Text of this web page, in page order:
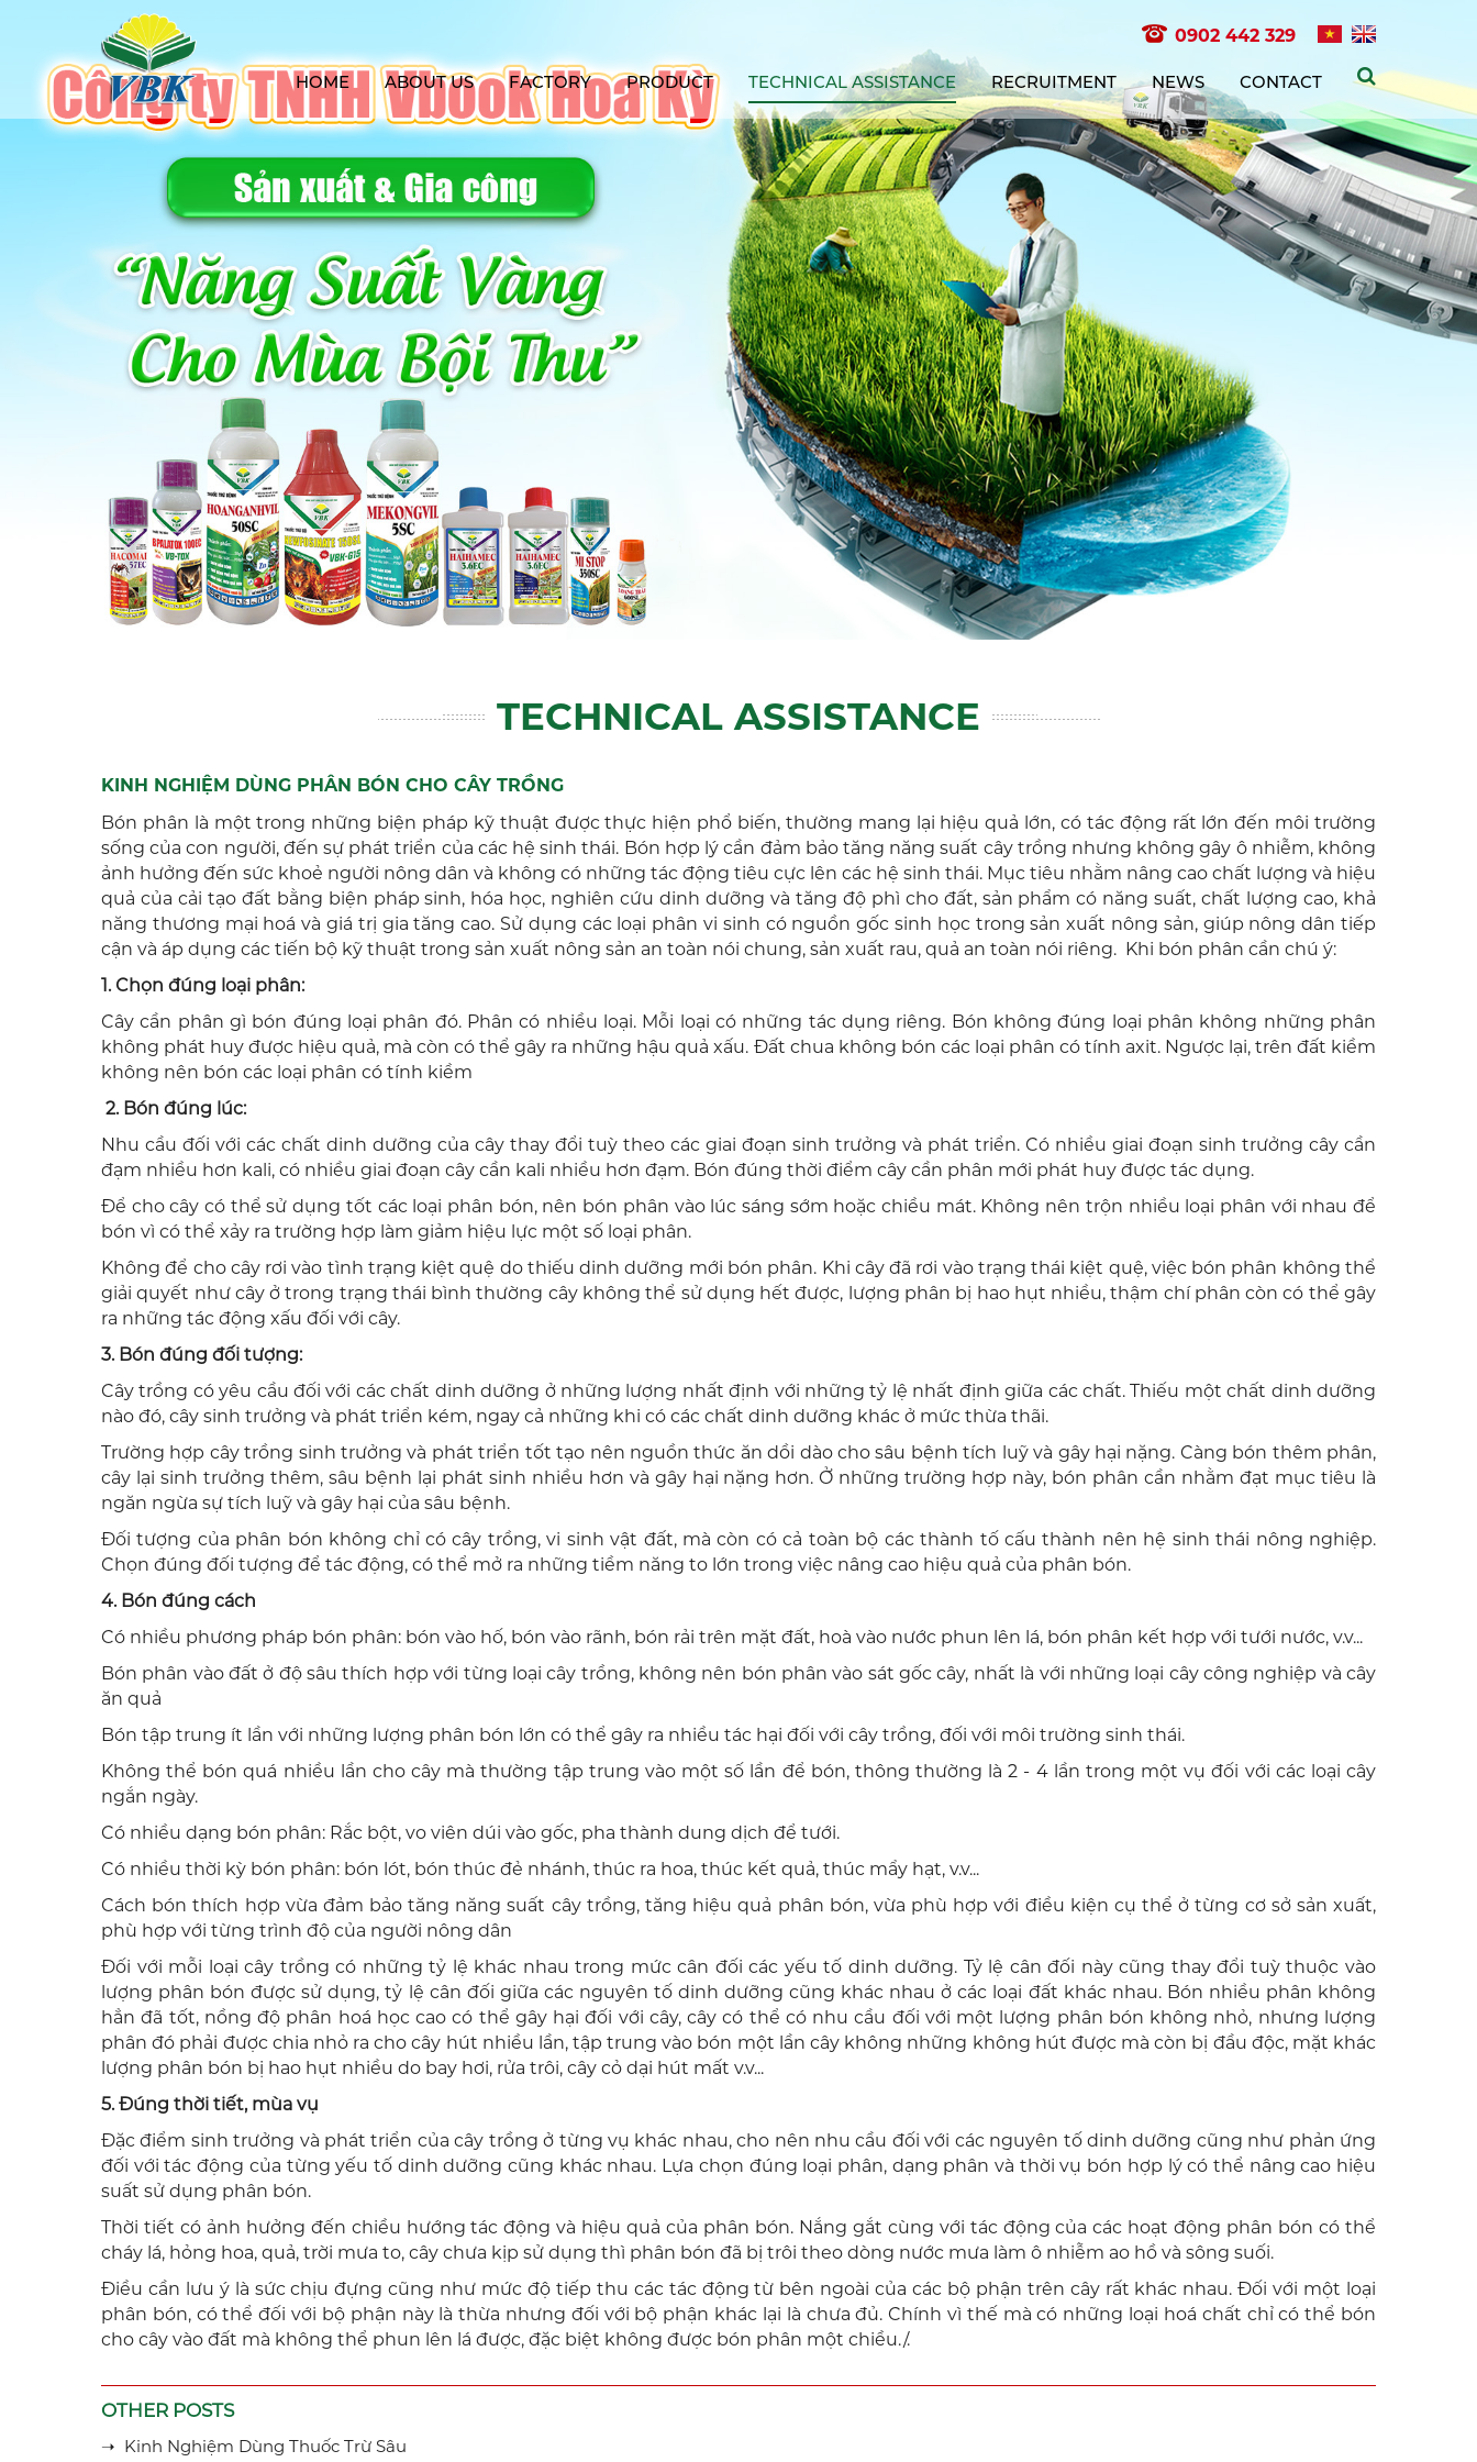
0902 442 329
HOME ABOUT US FACTORY PRODUCT TECHNICAL ASSISTANCE RECRUITMENT NEWS CONTACT
TECHNICAL ASSISTANCE
KINH NGHIỆM DÙNG PHÂN BÓN CHO CÂY TRỒNG
Bón phân là một trong những biện pháp kỹ thuật được thực hiện phổ biến, thường mang lại hiệu quả lớn, có tác động rất lớn đến môi trường
sống của con người, đến sự phát triển của các hệ sinh thái. Bón hợp lý cần đảm bảo tăng năng suất cây trồng nhưng không gây ô nhiễm, không
ảnh hưởng đến sức khoẻ người nông dân và không có những tác động tiêu cực lên các hệ sinh thái. Mục tiêu nhằm nâng cao chất lượng và hiệu
quả của cải tạo đất bằng biện pháp sinh, hóa học, nghiên cứu dinh dưỡng và tăng độ phì cho đất, sản phẩm có năng suất, chất lượng cao, khả
năng thương mại hoá và giá trị gia tăng cao. Sử dụng các loại phân vi sinh có nguồn gốc sinh học trong sản xuất nông sản, giúp nông dân tiếp
cận và áp dụng các tiến bộ kỹ thuật trong sản xuất nông sản an toàn nói chung, sản xuất rau, quả an toàn nói riêng. Khi bón phân cần chú ý:
1. Chọn đúng loại phân:
Cây cần phân gì bón đúng loại phân đó. Phân có nhiều loại. Mỗi loại có những tác dụng riêng. Bón không đúng loại phân không những phân
không phát huy được hiệu quả, mà còn có thể gây ra những hậu quả xấu. Đất chua không bón các loại phân có tính axit. Ngược lại, trên đất kiềm
không nên bón các loại phân có tính kiềm
2. Bón đúng lúc:
Nhu cầu đối với các chất dinh dưỡng của cây thay đổi tuỳ theo các giai đoạn sinh trưởng và phát triển. Có nhiều giai đoạn sinh trưởng cây cần
đạm nhiều hơn kali, có nhiều giai đoạn cây cần kali nhiều hơn đạm. Bón đúng thời điểm cây cần phân mới phát huy được tác dụng.
Để cho cây có thể sử dụng tốt các loại phân bón, nên bón phân vào lúc sáng sớm hoặc chiều mát. Không nên trộn nhiều loại phân với nhau để
bón vì có thể xảy ra trường hợp làm giảm hiệu lực một số loại phân.
Không để cho cây rơi vào tình trạng kiệt quệ do thiếu dinh dưỡng mới bón phân. Khi cây đã rơi vào trạng thái kiệt quệ, việc bón phân không thể
giải quyết như cây ở trong trạng thái bình thường cây không thể sử dụng hết được, lượng phân bị hao hụt nhiều, thậm chí phân còn có thể gây
ra những tác động xấu đối với cây.
3. Bón đúng đối tượng:
Cây trồng có yêu cầu đối với các chất dinh dưỡng ở những lượng nhất định với những tỷ lệ nhất định giữa các chất. Thiếu một chất dinh dưỡng
nào đó, cây sinh trưởng và phát triển kém, ngay cả những khi có các chất dinh dưỡng khác ở mức thừa thãi.
Trường hợp cây trồng sinh trưởng và phát triển tốt tạo nên nguồn thức ăn dồi dào cho sâu bệnh tích luỹ và gây hại nặng. Càng bón thêm phân,
cây lại sinh trưởng thêm, sâu bệnh lại phát sinh nhiều hơn và gây hại nặng hơn. Ở những trường hợp này, bón phân cần nhằm đạt mục tiêu là
ngăn ngừa sự tích luỹ và gây hại của sâu bệnh.
Đối tượng của phân bón không chỉ có cây trồng, vi sinh vật đất, mà còn có cả toàn bộ các thành tố cấu thành nên hệ sinh thái nông nghiệp.
Chọn đúng đối tượng để tác động, có thể mở ra những tiềm năng to lớn trong việc nâng cao hiệu quả của phân bón.
4. Bón đúng cách
Có nhiều phương pháp bón phân: bón vào hố, bón vào rãnh, bón rải trên mặt đất, hoà vào nước phun lên lá, bón phân kết hợp với tưới nước, v.v...
Bón phân vào đất ở độ sâu thích hợp với từng loại cây trồng, không nên bón phân vào sát gốc cây, nhất là với những loại cây công nghiệp và cây
ăn quả
Bón tập trung ít lần với những lượng phân bón lớn có thể gây ra nhiều tác hại đối với cây trồng, đối với môi trường sinh thái.
Không thể bón quá nhiều lần cho cây mà thường tập trung vào một số lần để bón, thông thường là 2 - 4 lần trong một vụ đối với các loại cây
ngắn ngày.
Có nhiều dạng bón phân: Rắc bột, vo viên dúi vào gốc, pha thành dung dịch để tưới.
Có nhiều thời kỳ bón phân: bón lót, bón thúc đẻ nhánh, thúc ra hoa, thúc kết quả, thúc mẩy hạt, v.v...
Cách bón thích hợp vừa đảm bảo tăng năng suất cây trồng, tăng hiệu quả phân bón, vừa phù hợp với điều kiện cụ thể ở từng cơ sở sản xuất,
phù hợp với từng trình độ của người nông dân
Đối với mỗi loại cây trồng có những tỷ lệ khác nhau trong mức cân đối các yếu tố dinh dưỡng. Tỷ lệ cân đối này cũng thay đổi tuỳ thuộc vào
lượng phân bón được sử dụng, tỷ lệ cân đối giữa các nguyên tố dinh dưỡng cũng khác nhau ở các loại đất khác nhau. Bón nhiều phân không
hẳn đã tốt, nồng độ phân hoá học cao có thể gây hại đối với cây, cây có thể có nhu cầu đối với một lượng phân bón không nhỏ, nhưng lượng
phân đó phải được chia nhỏ ra cho cây hút nhiều lần, tập trung vào bón một lần cây không những không hút được mà còn bị đầu độc, mặt khác
lượng phân bón bị hao hụt nhiều do bay hơi, rửa trôi, cây cỏ dại hút mất v.v...
5. Đúng thời tiết, mùa vụ
Đặc điểm sinh trưởng và phát triển của cây trồng ở từng vụ khác nhau, cho nên nhu cầu đối với các nguyên tố dinh dưỡng cũng như phản ứng
đối với tác động của từng yếu tố dinh dưỡng cũng khác nhau. Lựa chọn đúng loại phân, dạng phân và thời vụ bón hợp lý có thể nâng cao hiệu
suất sử dụng phân bón.
Thời tiết có ảnh hưởng đến chiều hướng tác động và hiệu quả của phân bón. Nắng gắt cùng với tác động của các hoạt động phân bón có thể
cháy lá, hỏng hoa, quả, trời mưa to, cây chưa kịp sử dụng thì phân bón đã bị trôi theo dòng nước mưa làm ô nhiễm ao hồ và sông suối.
Điều cần lưu ý là sức chịu đựng cũng như mức độ tiếp thu các tác động từ bên ngoài của các bộ phận trên cây rất khác nhau. Đối với một loại
phân bón, có thể đối với bộ phận này là thừa nhưng đối với bộ phận khác lại là chưa đủ. Chính vì thế mà có những loại hoá chất chỉ có thể bón
cho cây vào đất mà không thể phun lên lá được, đặc biệt không được bón phân một chiều./.
OTHER POSTS
➝ Kinh Nghiệm Dùng Thuốc Trừ Sâu